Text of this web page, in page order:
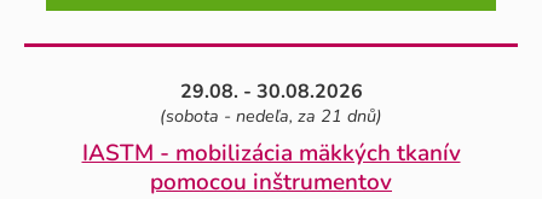
29.08. - 30.08.2026
(sobota - nedeľa, za 21 dnů)
IASTM - mobilizácia mäkkých tkanív
pomocou inštrumentov